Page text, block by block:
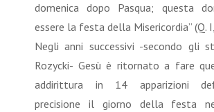
domenica dopo Pasqua; questa
essere la festa della Misericordia” (Q.
Negli anni successivi -secondo gli
Rozycki- Gesù è ritornato a fare
addirittura in 14 apparizioni
precisione il giorno della festa